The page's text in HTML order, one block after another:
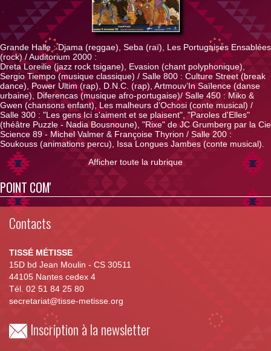
Grande Halle : Djama (reggae), Seba (raï), Les Portugaises Ensablées
(rock) / Auditorium 2000 :
Dreta Loreilie (jazz rock tsigane), Evasion (chant polyphonique),
Sergio Tiempo (musique classique) / Salle 800 : Culture Street (break
dance), Power Ultim (rap), D.N.C. (rap), Artmouv’In Saïlence (danse
urbaine), Diferencas (musique afro-portugaise)/ Salle 450 : Miko &
Gwen (chansons enfant), Les malheurs d’Ochosi (conte musical) /
Salle 300 : "Les gens Ici s'aiment et se plaisent", "Paroles d'Elles"
(théâtre Puzzle - Nadia Bousnoune), "Rixe" de JC Grumberg par la Cie
Science 89 - Michel Valmer & Françoise Thyrion / Salle 200 :
Soukouss (animations percu), Issa Longues Jambes (conte musical).
Afficher toute la rubrique
POINT COM'
Contacts
TISSÉ MÉTISSE
15D bd Jean Moulin - CS 30511
44105 Nantes cedex 4
Tél. 02 51 84 25 80
secretariat@tisse-metisse.org
Inscription à la newsletter